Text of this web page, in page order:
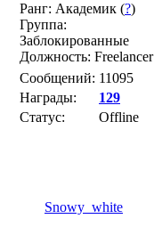
Ранг: Академик (?)
Группа:
Заблокированные
Должность: Freelancer
Сообщений: 11095
Награды:
129
Статус:
Offline
Snowy_white